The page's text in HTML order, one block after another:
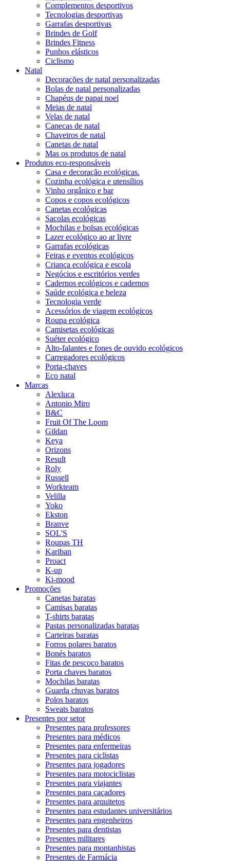
Complementos desportivos
Tecnologias desportivas
Garrafas desportivas
Brindes de Golf
Brindes Fitness
Punhos elásticos
Ciclismo
Natal
Decorações de natal personalizadas
Bolas de natal personalizadas
Chapéus de papai noel
Meias de natal
Velas de natal
Canecas de natal
Chaveiros de natal
Canetas de natal
Mas os produtos de natal
Produtos eco-responsáveis
Casa e decoração ecológicas.
Cozinha ecológica e utensílios
Vinho orgânico e bar
Copos e copos ecológicos
Canetas ecológicas
Sacolas ecológicas
Mochilas e bolsas ecológicas
Lazer ecológico ao ar livre
Garrafas ecológicas
Feiras e eventos ecológicos
Criança ecológica e escola
Negócios e escritórios verdes
Cadernos ecológicos e cadernos
Saúde ecológica e beleza
Tecnologia verde
Acessórios de viagem ecológicos
Roupa ecológica
Camisetas ecológicas
Suéter ecológico
Alto-falantes e fones de ouvido ecológicos
Carregadores ecológicos
Porta-chaves
Eco natal
Marcas
Alexluca
Antonio Miro
B&C
Fruit Of The Loom
Gildan
Keya
Orizons
Result
Roly
Russell
Workteam
Velilla
Yoko
Ekston
Branve
SOL'S
Roupas TH
Kariban
Proact
K-up
Ki-mood
Promoções
Canetas baratas
Camisas baratas
T-shirts baratas
Pastas personalizadas baratas
Carteiras baratas
Forros polares baratos
Bonés baratos
Fitas de pescoço baratos
Porta chaves baratos
Mochilas baratas
Guarda chuvas baratos
Polos baratos
Sweats baratos
Presentes por setor
Presentes para professores
Presentes para médicos
Presentes para enfermeiras
Presentes para ciclistas
Presentes para jogadores
Presentes para motociclistas
Presentes para viajantes
Presentes para caçadores
Presentes para arquitetos
Presentes para estudantes universitários
Presentes para engenheiros
Presentes para dentistas
Presentes militares
Presentes para montanhistas
Presentes de Farmácia